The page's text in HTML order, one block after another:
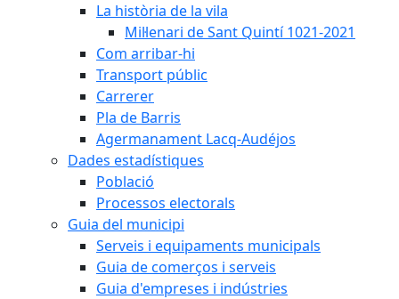
La història de la vila
Mil·lenari de Sant Quintí 1021-2021
Com arribar-hi
Transport públic
Carrerer
Pla de Barris
Agermanament Lacq-Audéjos
Dades estadístiques
Població
Processos electorals
Guia del municipi
Serveis i equipaments municipals
Guia de comerços i serveis
Guia d'empreses i indústries